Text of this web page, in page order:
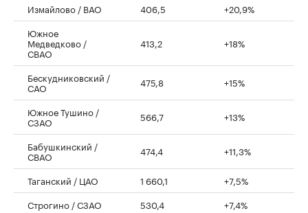
Измайлово / ВАО 406,5
+20,9%
Южное
Медведково /
СВАО
413,2 +18%
Бескудниковский /
САО 475,8 +15%
Южное Тушино /
СЗАО 566,7 +13%
Бабушкинский /
СВАО 474,4 +11,3%
Таганский / ЦАО 1 660,1
+7,5%
Строгино / СЗАО
530,4
+7,4%